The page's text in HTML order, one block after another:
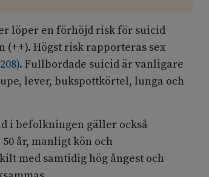
löper en förhöjd risk för suicid
Högst risk rapporteras sex
208). Fullbordade suicid är vanligare
lever, bukspottkörtel, lunga och
i befolkningen gäller också
år, manligt kön och
med samtidig hög ångest och